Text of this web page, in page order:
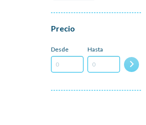
Precio
Desde Hasta